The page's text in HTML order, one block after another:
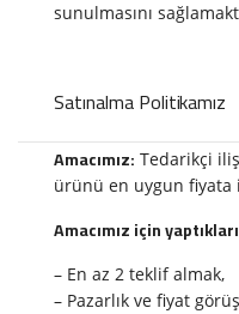
sunulmasını
Satınalma Politikamız
Amacımız: Tedarikçi
ürünü en uygun fiyata
Amacımız için
– En az 2 teklif almak,
– Pazarlık ve fiyat